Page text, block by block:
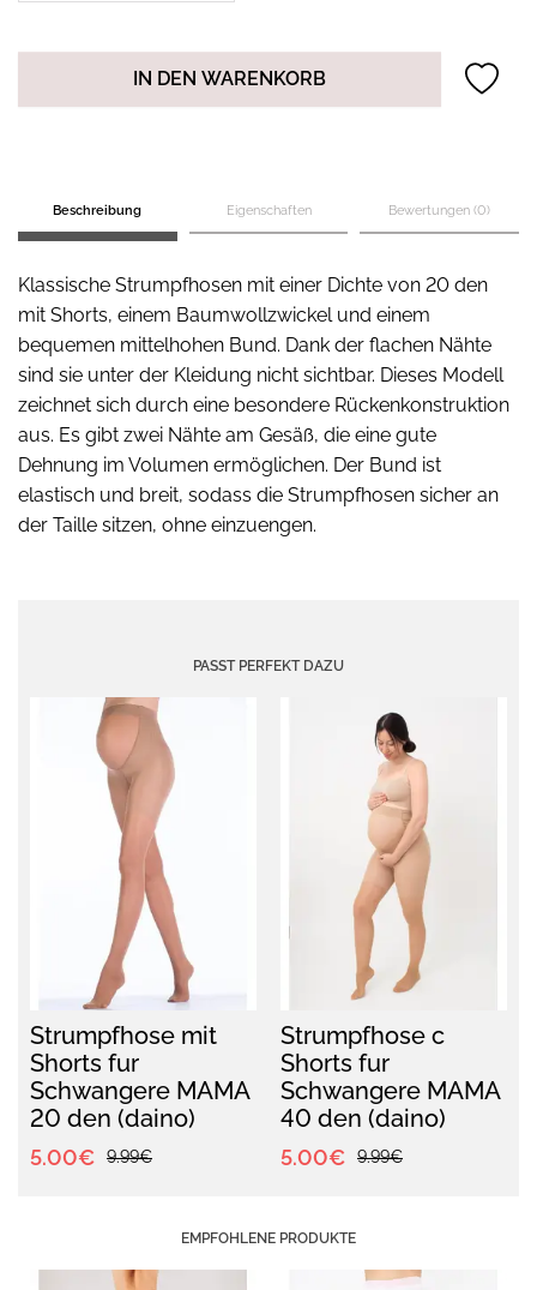
IN DEN WARENKORB
Beschreibung Eigenschaften Bewertungen (0)
Klassische Strumpfhosen mit einer Dichte von 20 den
mit Shorts, einem Baumwollzwickel und einem
bequemen mittelhohen Bund. Dank der flachen Nähte
sind sie unter der Kleidung nicht sichtbar. Dieses Modell
zeichnet sich durch eine besondere Rückenkonstruktion
aus. Es gibt zwei Nähte am Gesäß, die eine gute
Dehnung im Volumen ermöglichen. Der Bund ist
elastisch und breit, sodass die Strumpfhosen sicher an
der Taille sitzen, ohne einzuengen.
PASST PERFEKT DAZU
Strumpfhose mit
Shorts fur
Schwangere MAMA
20 den (daino)
5.00€ 9.99€
Strumpfhose с
Shorts fur
Schwangere MAMA
40 den (daino)
5.00€ 9.99€
EMPFOHLENE PRODUKTE